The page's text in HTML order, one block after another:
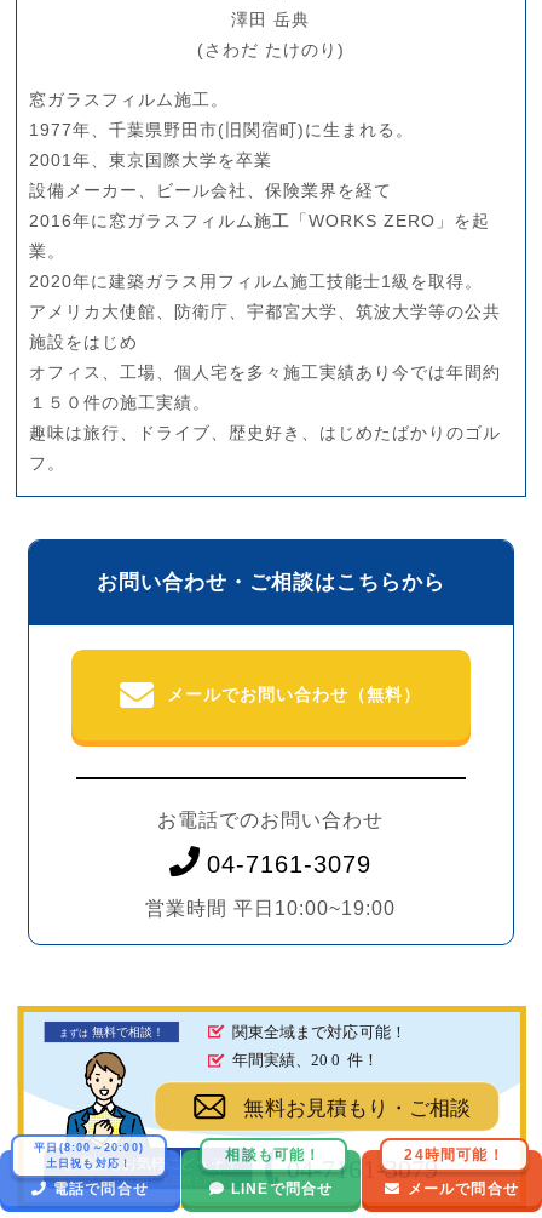
澤田 岳典
(さわだ たけのり)
窓ガラスフィルム施工。
1977年、千葉県野田市(旧関宿町)に生まれる。
2001年、東京国際大学を卒業
設備メーカー、ビール会社、保険業界を経て
2016年に窓ガラスフィルム施工「WORKS ZERO」を起
業。
2020年に建築ガラス用フィルム施工技能士1級を取得。
アメリカ大使館、防衛庁、宇都宮大学、筑波大学等の公共
施設をはじめ
オフィス、工場、個人宅を多々施工実績あり今では年間約
１５０件の施工実績。
趣味は旅行、ドライブ、歴史好き、はじめたばかりのゴル
フ。
お問い合わせ・ご相談はこちらから
メールでお問い合わせ（無料）
お電話でのお問い合わせ
04-7161-3079
営業時間 平日10:00~19:00
無料お見積もり・ご相談
まずは 無料で相談！ 関東全域まで対応可能！
年間実績、20 0 件！
04-7161-3079
お電話もお気軽にどうぞ！
平日（8:00～20:00）土日祝も対応！
平日(8:00～20:00)
土日祝も対応！
電話で問合せ
相談も可能！
LINEで問合せ
24時間可能！
メールで問合せ